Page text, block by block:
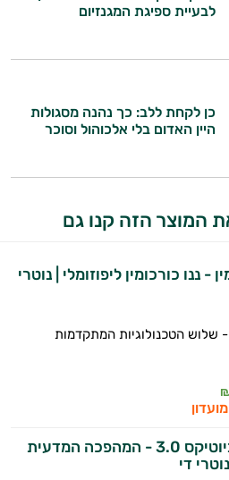
לבעיית ספיגת המגנזיום
כן לקחת ללב: כך נהנה מסגולות
היין האדום בלי אלכוהול וסוכר
המוצר הזה קנו גם
- ננו כורכומין ליפוזומלי | נוטרי
- שלוש הטכנולוגיות המתקדמות
נוטרי פוסטביוטיקס 3.0 - המהפכה המדעית
די